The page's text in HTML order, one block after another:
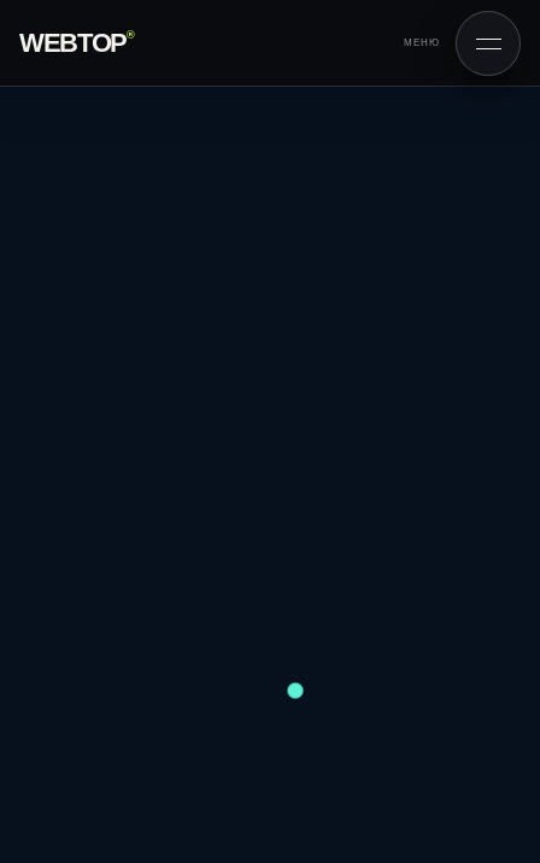
WEBTOP®
МЕНЮ